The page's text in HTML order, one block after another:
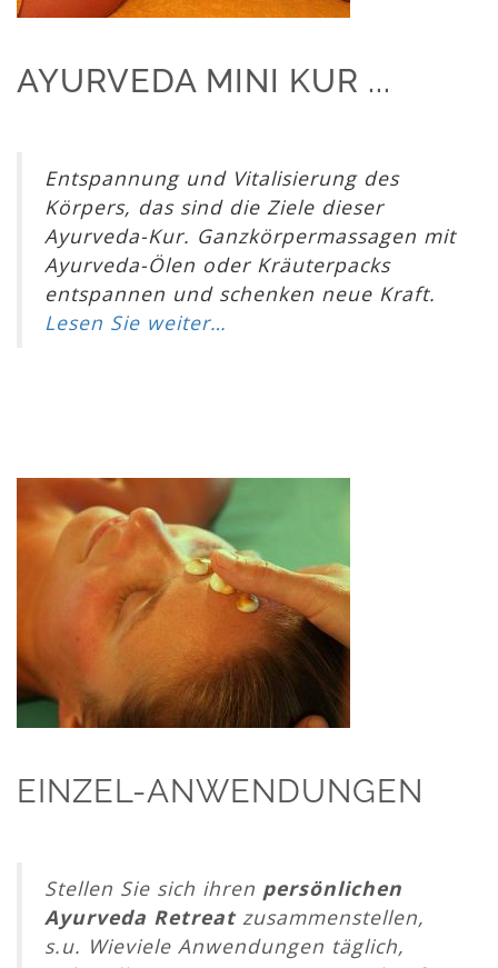
AYURVEDA MINI KUR ...
Entspannung und Vitalisierung des
Körpers, das sind die Ziele dieser
Ayurveda-Kur. Ganzkörpermassagen mit
Ayurveda-Ölen oder Kräuterpacks
entspannen und schenken neue Kraft.
Lesen Sie weiter…
EINZEL-ANWENDUNGEN
Stellen Sie sich ihren persönlichen
Ayurveda Retreatzusammenstellen,
s.u. Wieviele Anwendungen täglich,